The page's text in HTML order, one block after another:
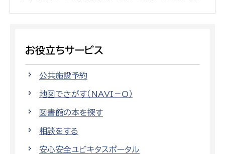
お役立ちサービス
公共施設予約
地図でさがす（NAVI－O）
図書館の本を探す
相談をする
安心安全ユビキタスポータル